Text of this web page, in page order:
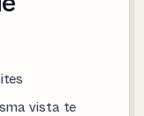
vista te